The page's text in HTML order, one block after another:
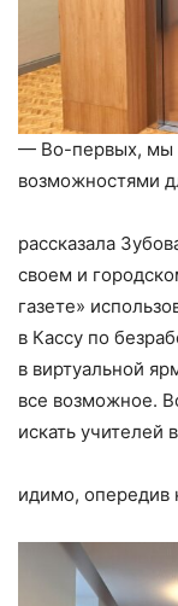
— Во-первых, мы
возможностями
рассказала
своем и
газете»
в Кассу по
в виртуальной
все возможное.
искать учителей
идимо, опередив